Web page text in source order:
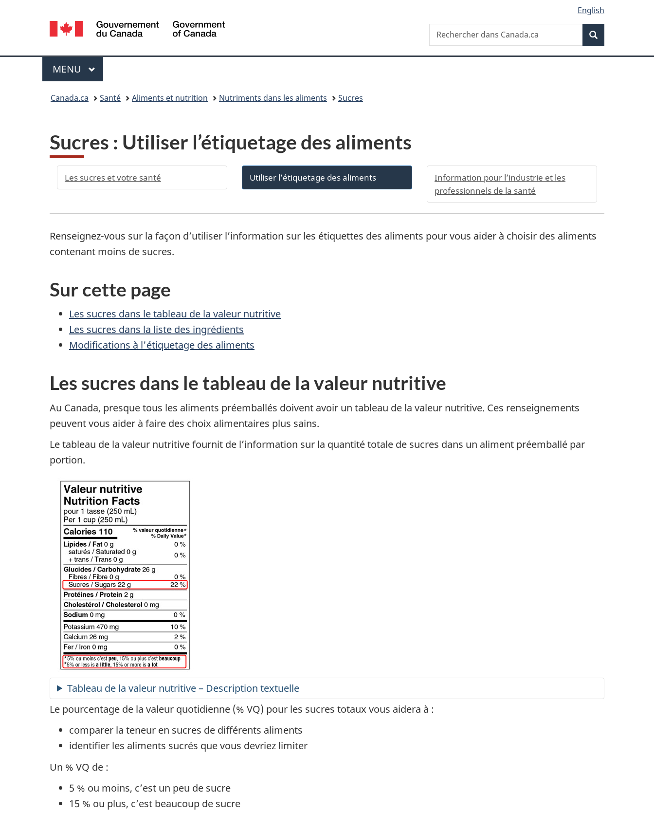
sujet
HTML
Sélection
de
la
langue
English
Canada
Recherche
Rechercher
dans
Menu
MENU PRINCIPAL
Canada.ca Santé Aliments et nutrition Nutriments dans les aliments Sucres
Sucres : Utiliser l’étiquetage des aliments
Les sucres et votre santé Utiliser l’étiquetage des aliments
Information pour l’industrie et les
professionnels de la santé
Renseignez-vous sur la façon d’utiliser l’information sur les étiquettes des aliments pour vous aider à choisir des aliments
contenant moins de sucres.
Sur cette page
Les sucres dans le tableau de la valeur nutritive
Les sucres dans la liste des ingrédients
Modifications à l'étiquetage des aliments
Les sucres dans le tableau de la valeur nutritive
Au Canada, presque tous les aliments préemballés doivent avoir un tableau de la valeur nutritive. Ces renseignements
peuvent vous aider à faire des choix alimentaires plus sains.
Le tableau de la valeur nutritive fournit de l’information sur la quantité totale de sucres dans un aliment préemballé par
portion.
Tableau de la valeur nutritive – Description textuelle
Le pourcentage de la valeur quotidienne (% VQ) pour les sucres totaux vous aidera à :
comparer la teneur en sucres de différents aliments
identifier les aliments sucrés que vous devriez limiter
Un % VQ de :
5 % ou moins, c’est un peu de sucre
15 % ou plus, c’est beaucoup de sucre